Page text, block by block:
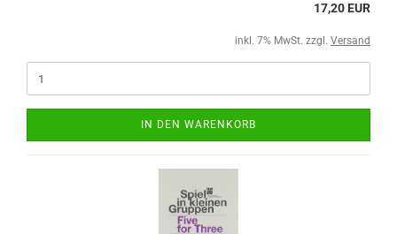
17,20 EUR
inkl. 7% MwSt. zzgl. Versand
IN DEN WARENKORB